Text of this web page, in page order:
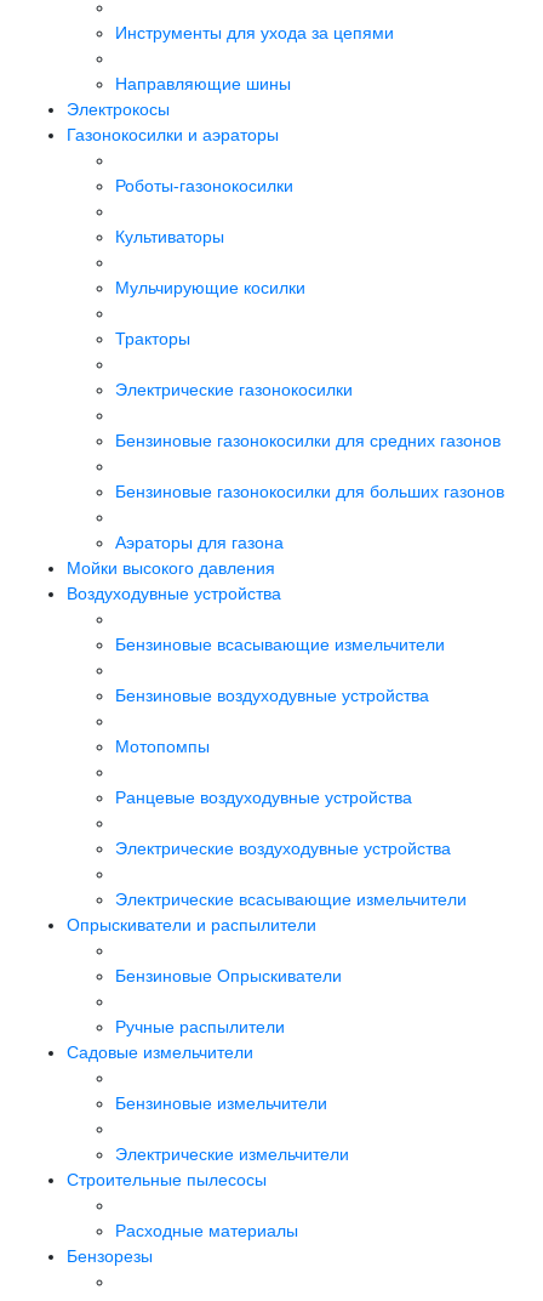
Инструменты для ухода за цепями
Направляющие шины
Электрокосы
Газонокосилки и аэраторы
Роботы-газонокосилки
Культиваторы
Мульчирующие косилки
Тракторы
Электрические газонокосилки
Бензиновые газонокосилки для средних газонов
Бензиновые газонокосилки для больших газонов
Аэраторы для газона
Мойки высокого давления
Воздуходувные устройства
Бензиновые всасывающие измельчители
Бензиновые воздуходувные устройства
Мотопомпы
Ранцевые воздуходувные устройства
Электрические воздуходувные устройства
Электрические всасывающие измельчители
Опрыскиватели и распылители
Бензиновые Опрыскиватели
Ручные распылители
Садовые измельчители
Бензиновые измельчители
Электрические измельчители
Строительные пылесосы
Расходные материалы
Бензорезы